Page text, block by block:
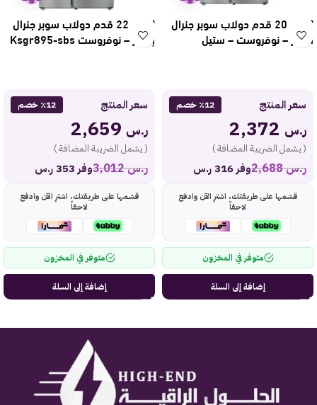
ثلاجة 20 قدم دولاب سوبر جنرال
انفرتر – نوفروست – ستيل
Ksgr865-sbs
سعر المنتج ٪12 خصم
ر.س
( يشمل الضريبة المضافة )
ر.س2,688 وفر 316 ر.س
قسّمها على طريقتك، اشترِ الآن وادفع
لاحقاً
متوفر في المخزون
إضافة إلى السلة
ثلاجة 22 قدم دولاب سوبر جنرال
إنفرتر – نوفروست Ksgr895-sbs
سعر المنتج ٪12 خصم
ر.س
( يشمل الضريبة المضافة )
ر.س3,012 وفر 353 ر.س
قسّمها على طريقتك، اشترِ الآن وادفع
لاحقاً
متوفر في المخزون
إضافة إلى السلة